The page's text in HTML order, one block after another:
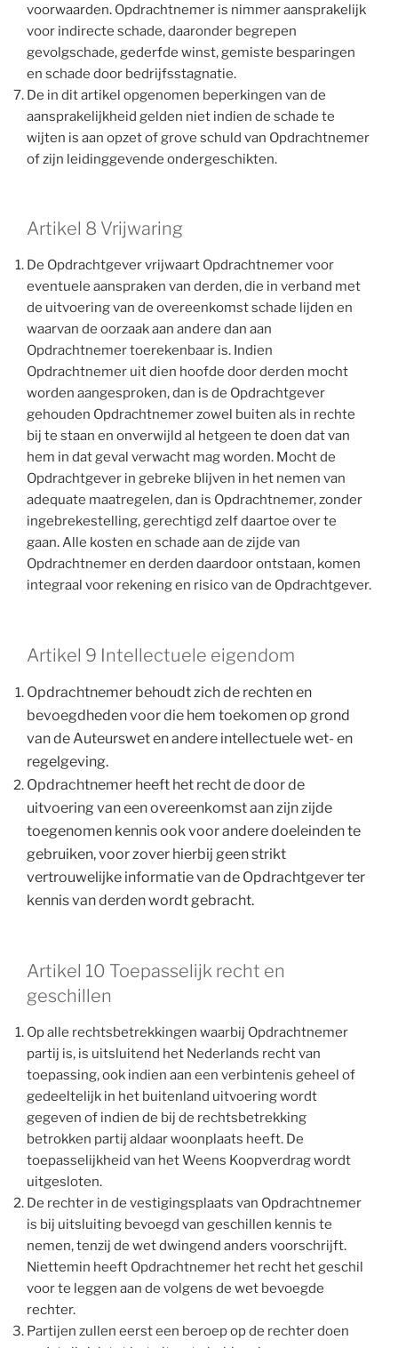
voorwaarden. Opdrachtnemer is nimmer aansprakelijk
voor indirecte schade, daaronder begrepen
gevolgschade, gederfde winst, gemiste besparingen
en schade door bedrijfsstagnatie.
De in dit artikel opgenomen beperkingen van de
aansprakelijkheid gelden niet indien de schade te
wijten is aan opzet of grove schuld van Opdrachtnemer
of zijn leidinggevende ondergeschikten.
Artikel 8 Vrijwaring
De Opdrachtgever vrijwaart Opdrachtnemer voor
eventuele aanspraken van derden, die in verband met
de uitvoering van de overeenkomst schade lijden en
waarvan de oorzaak aan andere dan aan
Opdrachtnemer toerekenbaar is. Indien
Opdrachtnemer uit dien hoofde door derden mocht
worden aangesproken, dan is de Opdrachtgever
gehouden Opdrachtnemer zowel buiten als in rechte
bij te staan en onverwijld al hetgeen te doen dat van
hem in dat geval verwacht mag worden. Mocht de
Opdrachtgever in gebreke blijven in het nemen van
adequate maatregelen, dan is Opdrachtnemer, zonder
ingebrekestelling, gerechtigd zelf daartoe over te
gaan. Alle kosten en schade aan de zijde van
Opdrachtnemer en derden daardoor ontstaan, komen
integraal voor rekening en risico van de Opdrachtgever.
Artikel 9 Intellectuele eigendom
Opdrachtnemer behoudt zich de rechten en
bevoegdheden voor die hem toekomen op grond
van de Auteurswet en andere intellectuele wet- en
regelgeving.
Opdrachtnemer heeft het recht de door de
uitvoering van een overeenkomst aan zijn zijde
toegenomen kennis ook voor andere doeleinden te
gebruiken, voor zover hierbij geen strikt
vertrouwelijke informatie van de Opdrachtgever ter
kennis van derden wordt gebracht.
Artikel 10 Toepasselijk recht en
geschillen
Op alle rechtsbetrekkingen waarbij Opdrachtnemer
partij is, is uitsluitend het Nederlands recht van
toepassing, ook indien aan een verbintenis geheel of
gedeeltelijk in het buitenland uitvoering wordt
gegeven of indien de bij de rechtsbetrekking
betrokken partij aldaar woonplaats heeft. De
toepasselijkheid van het Weens Koopverdrag wordt
uitgesloten.
De rechter in de vestigingsplaats van Opdrachtnemer
is bij uitsluiting bevoegd van geschillen kennis te
nemen, tenzij de wet dwingend anders voorschrijft.
Niettemin heeft Opdrachtnemer het recht het geschil
voor te leggen aan de volgens de wet bevoegde
rechter.
Partijen zullen eerst een beroep op de rechter doen